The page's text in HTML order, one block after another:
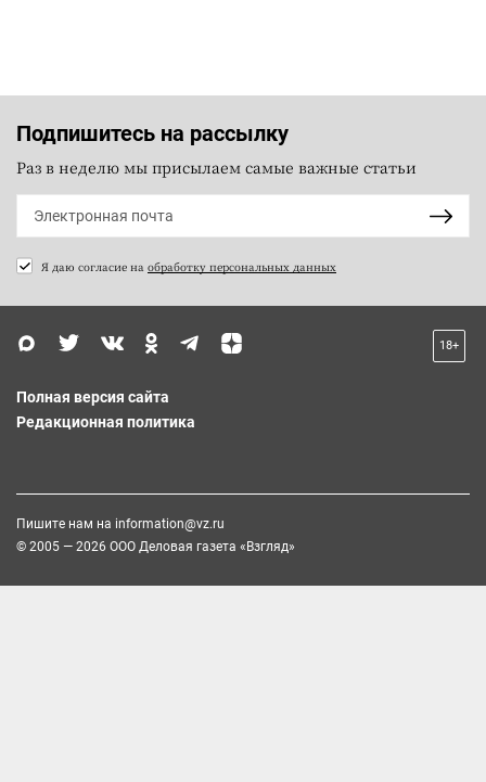
Подпишитесь на рассылку
Раз в неделю мы присылаем самые важные статьи
Я даю согласие на обработку персональных данных
18+
Полная версия сайта
Редакционная политика
Пишите нам на information@vz.ru
© 2005 — 2026 ООО Деловая газета «Взгляд»